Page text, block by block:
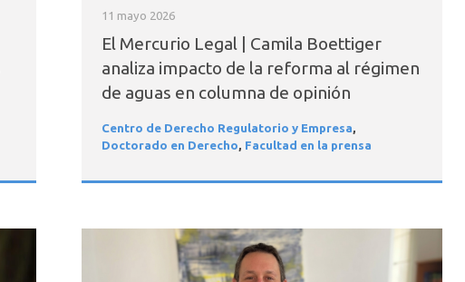
11 mayo 2026
El Mercurio Legal | Camila Boettiger
analiza impacto de la reforma al régimen
de aguas en columna de opinión
Centro de Derecho Regulatorio y Empresa,
Doctorado en Derecho, Facultad en la prensa